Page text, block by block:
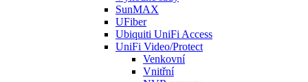
SunMAX
UFiber
Ubiquiti UniFi Access
UniFi Video/Protect
Venkovní
Vnitřní